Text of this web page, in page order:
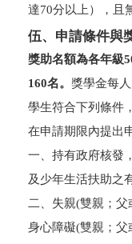
達70分以上），且
伍、申請條件與
獎助名額為各年級
160名。 獎學金每
學生符合下列條件
在申請期限內提出
一、持有政府核發
及少年生活扶助之
二、失親(雙親；父
身心障礙(雙親；父